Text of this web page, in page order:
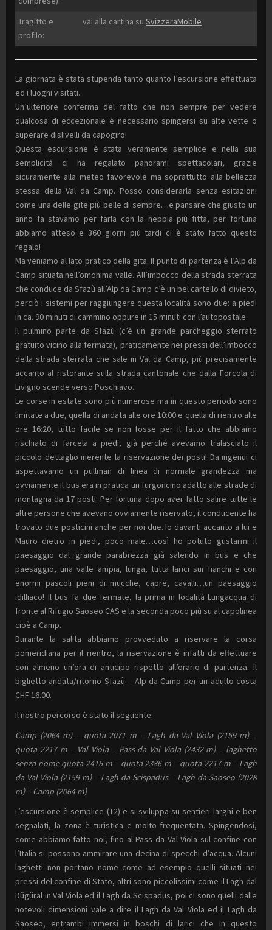
Tragitto e
profilo:
vai alla cartina su SvizzeraMobile
La giornata è stata stupenda tanto quanto l’escursione effettuata
ed i luoghi visitati.
Un’ulteriore conferma del fatto che non sempre per vedere
qualcosa di eccezionale è necessario spingersi su alte vette o
superare dislivelli da capogiro!
Questa escursione è stata veramente semplice e nella sua
semplicità ci ha regalato panorami spettacolari, grazie
sicuramente alla meteo favorevole ma soprattutto alla bellezza
stessa della Val da Camp. Posso considerarla senza esitazioni
come una delle gite più belle di sempre…e pansare che giusto un
anno fa stavamo per farla con la nebbia più fitta, per fortuna
abbiamo atteso e 360 giorni più tardi ci è stato fatto questo
regalo!
Ma veniamo al lato pratico della gita. Il punto di partenza è l’Alp da
Camp situata nell’omonima valle. All’imbocco della strada sterrata
che conduce da Sfazù all’Alp da Camp c’è un bel cartello di divieto,
perciò i sistemi per raggiungere questa località sono due: a piedi
in ca. 90 minuti di cammino oppure in 15 minuti con l’autopostale.
Il pulmino parte da Sfazù (c’è un grande parcheggio sterrato
gratuito vicino alla fermata), praticamente nei pressi dell’imbocco
della strada sterrata che sale in Val da Camp, più precisamente
accanto al ristorante sulla strada cantonale che dalla Forcola di
Livigno scende verso Poschiavo.
Le corse in estate sono più numerose ma in questo periodo sono
limitate a due, quella di andata alle ore 10:00 e quella di rientro alle
ore 16:20, tutto facile se non fosse per il fatto che abbiamo
rischiato di farcela a piedi, già perché avevamo tralasciato il
piccolo dettaglio inerente la riservazione dei posti! Da ingenui ci
aspettavamo un pullman di linea di normale grandezza ma
ovviamente il bus era in pratica un furgoncino adatto alle strade di
montagna da 17 posti. Per fortuna dopo aver fatto salire tutte le
altre persone che avevano ovviamente riservato, il conducente ha
trovato due posticini anche per noi due. Io davanti accanto a lui e
Mauro dietro in piedi, poco male…così ho potuto gustarmi il
paesaggio dal grande parabrezza già salendo in bus e che
paesaggio, una valle ampia, lunga, tutta larici sui fianchi e con
enormi pascoli pieni di mucche, capre, cavalli…un paesaggio
idilliaco! Il bus fa due fermate, la prima in località Lungacqua di
fronte al Rifugio Saoseo CAS e la seconda poco più su al capolinea
cioè a Camp.
Durante la salita abbiamo provveduto a riservare la corsa
pomeridiana per il rientro, la riservazione è infatti da effettuare
con almeno un’ora di anticipo rispetto all’orario di partenza. Il
biglietto andata/ritorno Sfazù – Alp da Camp per un adulto costa
CHF 16.00.
Il nostro percorso è stato il seguente:
Camp (2064 m) – quota 2071 m – Lagh da Val Viola (2159 m) –
quota 2217 m – Val Viola – Pass da Val Viola (2432 m) – laghetto
senza nome quota 2416 m – quota 2386 m – quota 2217 m – Lagh
da Val Viola (2159 m) – Lagh da Scispadus – Lagh da Saoseo (2028
m) – Camp (2064 m)
L’escursione è semplice (T2) e si sviluppa su sentieri larghi e ben
segnalati, la zona è turistica e molto frequentata. Spingendosi,
come abbiamo fatto noi, fino al Pass da Val Viola sul confine con
l’Italia si possono ammirare una decina di specchi d’acqua. Alcuni
laghetti non portano nome come ad esempio quelli situati nei
pressi del confine di Stato, altri sono piccolissimi come il Lagh dal
Dügüral in Val Viola ed il Lagh da Scispadus, poi ci sono quelli dalle
notevoli dimensioni vale a dire il Lagh da Val Viola ed il Lagh da
Saoseo, entrambi immersi in boschi di larici che in questo